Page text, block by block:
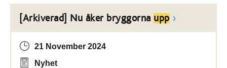
[Arkiverad] Nu åker bryggorna upp
21 November 2024
Nyhet